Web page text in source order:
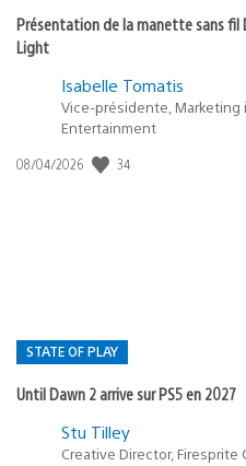
Présentation de la manette sans fil
Light
Isabelle Tomatis
Vice-présidente,
Entertainment
Date
08/04/2026 34
STATE OF PLAY
Until Dawn 2 arrive sur PS5 en 2027
PostéeStu Tilley
Creative Director, Firesprite